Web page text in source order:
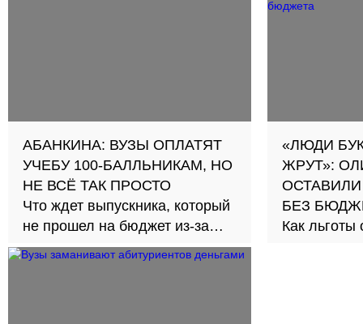
АБАНКИНА: ВУЗЫ ОПЛАТЯТ
УЧЕБУ 100-БАЛЛЬНИКАМ, НО
НЕ ВСЁ ТАК ПРОСТО
Что ждет выпускника, который
не прошел на бюджет из-за
олимпиадников
«ЛЮДИ
ЖРУТ»:
БЕЗ
Как льготы